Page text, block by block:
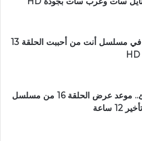
أحداث قوية في مسلسل أنت من أحببت الحلقة 13
تأجيل مفاجئ.. موعد عرض الحلقة 16 من مسلسل